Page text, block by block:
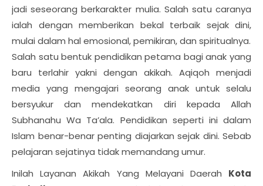
jadi seseorang berkarakter mulia. Salah satu caranya
ialah dengan memberikan bekal terbaik sejak dini,
mulai dalam hal emosional, pemikiran, dan spiritualnya.
Salah satu bentuk pendidikan petama bagi anak yang
baru terlahir yakni dengan akikah. Aqiqoh menjadi
media yang mengajari seorang anak untuk selalu
bersyukur dan mendekatkan diri kepada Allah
Subhanahu Wa Ta’ala. Pendidikan seperti ini dalam
Islam benar-benar penting diajarkan sejak dini. Sebab
pelajaran sejatinya tidak memandang umur.
Inilah Layanan Akikah Yang Melayani Daerah Kota